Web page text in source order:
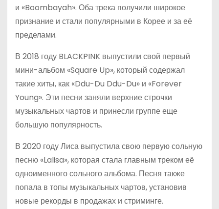
и «Boombayah». Оба трека получили широкое
признание и стали популярными в Корее и за её
пределами.
В 2018 году BLACKPINK выпустили свой первый
мини-альбом «Square Up», который содержал
такие хиты, как «Ddu-Du Ddu-Du» и «Forever
Young». Эти песни заняли верхние строчки
музыкальных чартов и принесли группе еще
большую популярность.
В 2020 году Лиса выпустила свою первую сольную
песню «Lalisa», которая стала главным треком её
одноименного сольного альбома. Песня также
попала в топы музыкальных чартов, установив
новые рекорды в продажах и стриминге.